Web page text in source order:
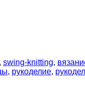
, swing-knitting,
, рукоделие,